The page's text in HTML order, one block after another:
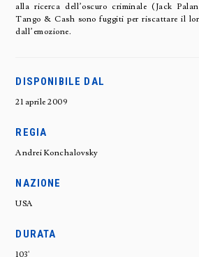
alla ricerca dell’oscuro criminale (Jack
Tango & Cash sono fuggiti per riscattare il
dall’emozione.
DISPONIBILE DAL
21 aprile 2009
REGIA
Andrei Konchalovsky
NAZIONE
USA
DURATA
103'